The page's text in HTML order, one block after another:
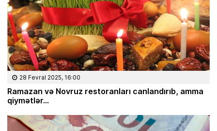
28 Fevral 2025, 16:00
Ramazan və Novruz restoranları canlandırıb, amma
qiymətlər…